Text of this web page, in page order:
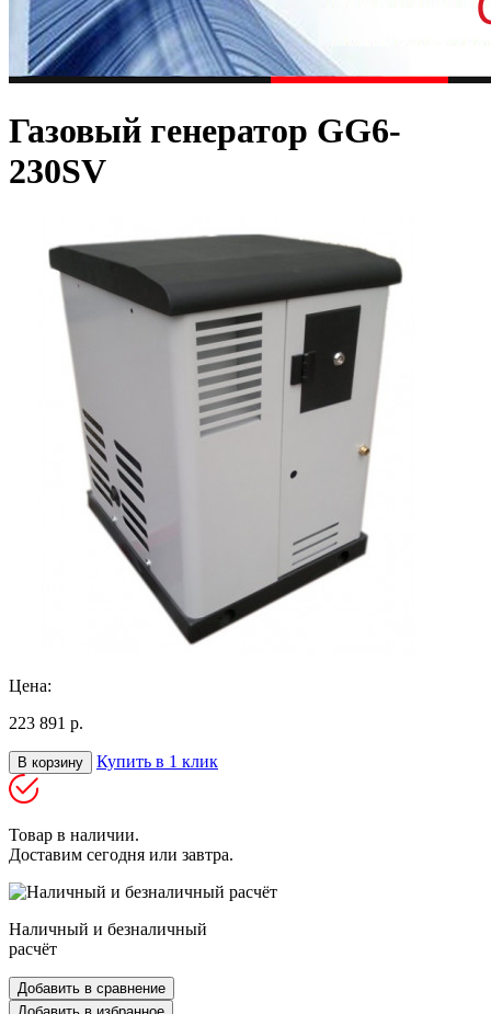
Газовый генератор GG6-
230SV
Цена:
223 891 р.
В корзину Купить в 1 клик
Товар в наличии.
Доставим сегодня или завтра.
Наличный и безналичный
расчёт
Добавить в сравнение